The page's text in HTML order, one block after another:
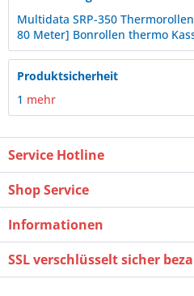
Multidata SRP-350
80 Meter] Bonrollen thermo
Produktsicherheit
1 mehr
Service Hotline
Shop Service
Informationen
SSL verschlüsselt sicher